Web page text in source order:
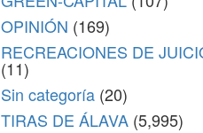
OPINIÓN (169)
RECREACIONES DE
(11)
Sin categoría (20)
TIRAS DE ÁLAVA (5,995)